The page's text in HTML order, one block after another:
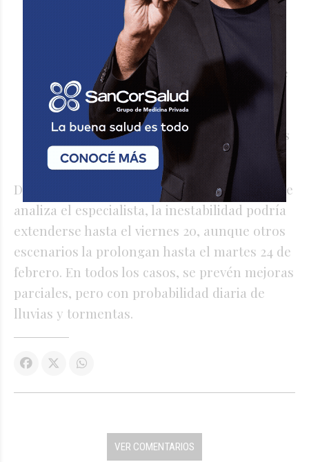
probables lluvias débiles y posibles
tormentas aisladas durante las primeras
horas de la jornada.
Temperaturas con
poco cambio en las mínimas, 23° y suave
ascenso de las máximas, 35°.
Vientos
leves a moderados predominando del
sector este, rotando al sector moderados
del sector sur.
De acuerdo a los modelos meteorológicos que
analiza el especialista, la inestabilidad podría
extenderse hasta el viernes 20, aunque otros
escenarios la prolongan hasta el martes 24 de
febrero. En todos los casos, se prevén mejoras
parciales, pero con probabilidad diaria de
lluvias y tormentas.
VER COMENTARIOS